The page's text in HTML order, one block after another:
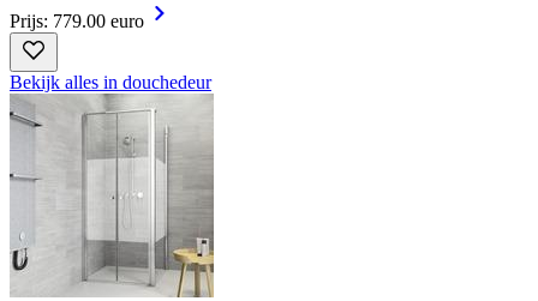
Prijs: 779.00 euro
Bekijk alles in douchedeur